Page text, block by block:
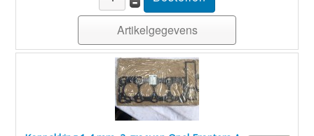
Artikelgegevens